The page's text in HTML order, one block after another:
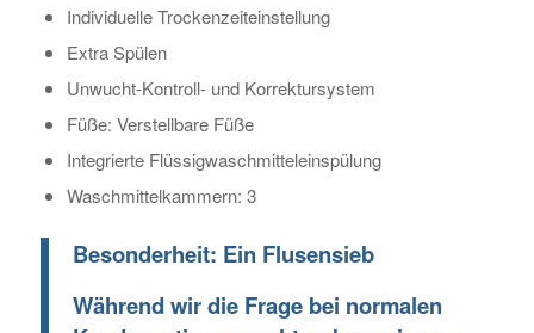
Individuelle Trockenzeiteinstellung
Extra Spülen
Unwucht-Kontroll- und Korrektursystem
Füße: Verstellbare Füße
Integrierte Flüssigwaschmitteleinspülung
Waschmittelkammern: 3
Besonderheit: Ein Flusensieb
Während wir die Frage bei normalen